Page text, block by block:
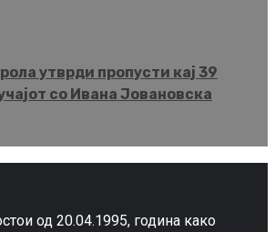
утврди пропусти кај 39
со Ивана Јовановска
од 20.04.1995, година како